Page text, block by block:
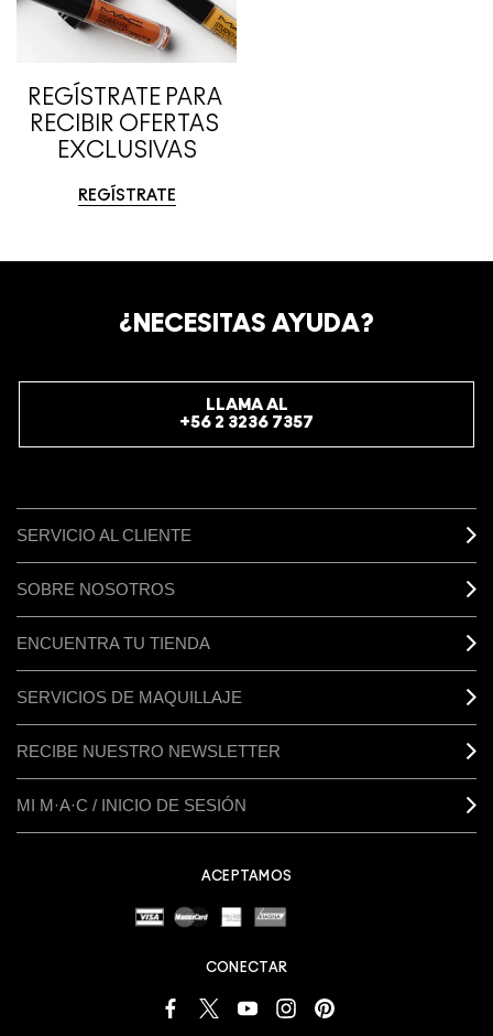
REGÍSTRATE PARA
RECIBIR OFERTAS
EXCLUSIVAS
REGÍSTRATE
¿NECESITAS AYUDA?
LLAMA AL
+56 2 3236 7357
SERVICIO AL CLIENTE
SOBRE NOSOTROS
ENCUENTRA TU TIENDA
SERVICIOS DE MAQUILLAJE
RECIBE NUESTRO NEWSLETTER
MI M·A·C / INICIO DE SESIÓN
ACEPTAMOS
CONECTAR